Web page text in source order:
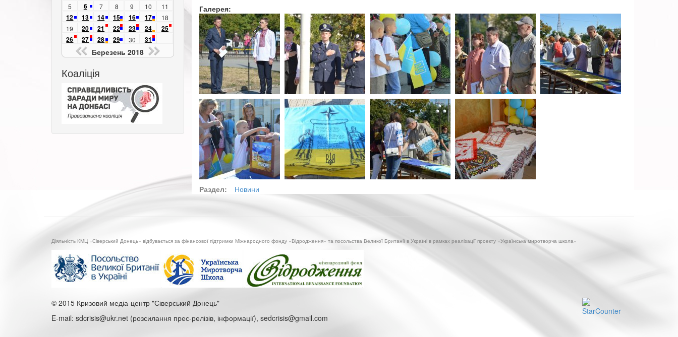
5
6 7 8 9 10 11
12 13 14 15 16 17
18
19
20 21 22 23 24
25
26
27 28 29 30 31
Березень 2018
Коаліція
Галерея:
Раздел: Новини
Діяльність КМЦ «Сіверський Донець» відбувається за фінансової підтримки Міжнародного фонду «Відродження» та посольства Великої Британії в Україні в рамках реалізації проекту «Українська миротворча школа»
© 2015 Кризовий медіа-центр "Сіверський Донець"
E-mail: sdcrisis@ukr.net (розсилання прес-релізів, інформації), sedcrisis@gmail.com